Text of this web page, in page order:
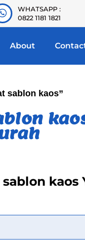
WHATSAPP :
0822 1181 1821
About
sablon kaos”
kaos